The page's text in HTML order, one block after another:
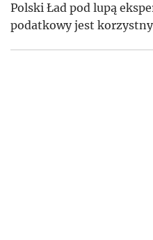
Polski Ład pod lupą
podatkowy jest